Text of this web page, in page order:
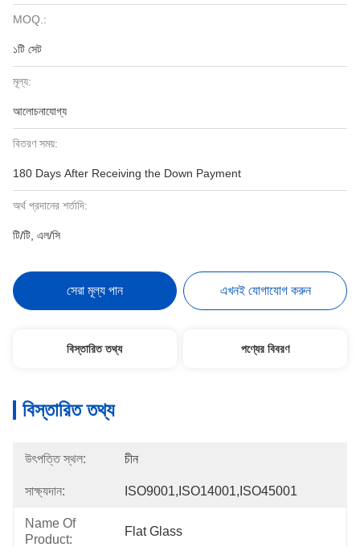
MOQ.:
১টি সেট
মূল্য:
আলোচনাযোগ্য
বিতরণ সময়:
180 Days After Receiving the Down Payment
অর্থ প্রদানের শর্তাদি:
টি/টি, এল/সি
সেরা মূল্য পান এখনই যোগাযোগ করুন
বিস্তারিত তথ্য পণ্যের বিবরণ
বিস্তারিত তথ্য
উৎপত্তি স্থল: চীন
সাক্ষ্যদান: ISO9001,ISO14001,ISO45001
Name Of
Product:
Flat Glass